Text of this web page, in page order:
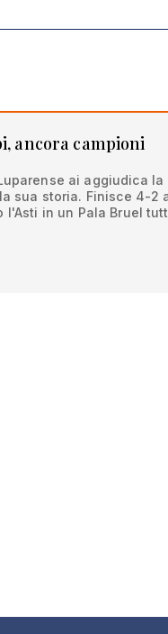
ancora campioni
ai aggiudica
sua storia. Finisce 4-2
l'Asti in un Pala Bruel